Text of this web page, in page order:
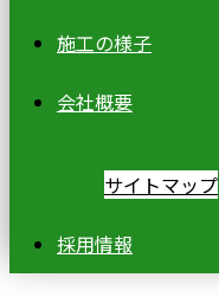
施工の様子
会社概要
サイトマップ
採用情報